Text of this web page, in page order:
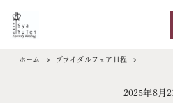
ホーム ブライダルフェア日程
2025年8月